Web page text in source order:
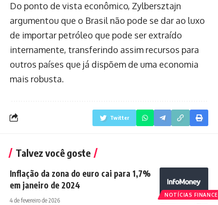
Do ponto de vista econômico, Zylbersztajn
argumentou que o Brasil não pode se dar ao luxo
de importar petróleo que pode ser extraído
internamente, transferindo assim recursos para
outros países que já dispõem de uma economia
mais robusta.
Twitter
Talvez você goste
NOTÍCIAS
Inflação da zona do euro cai para 1,7%
em janeiro de 2024
4 de fevereiro de 2026